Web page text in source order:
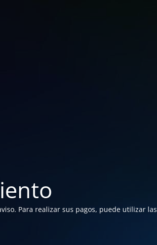
Para realizar sus pagos, puede utilizar las